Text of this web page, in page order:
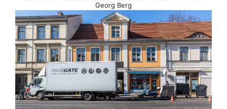
Georg Berg